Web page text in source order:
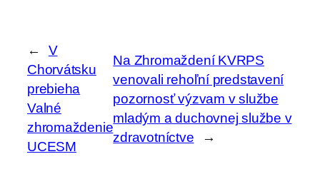
←
V
Chorvátsku
prebieha
Valné
zhromaždenie
UCESM
Na Zhromaždení KVRPS
venovali rehoľní predstavení
pozornosť výzvam v službe
mladým a duchovnej službe v
zdravotníctve
→